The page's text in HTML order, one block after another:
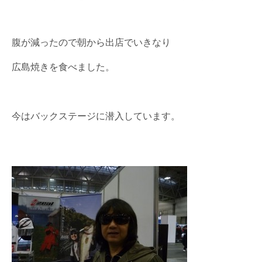
腹が減ったので朝から出店でいきなり
広島焼きを食べました。
今はバックステージに潜入しています。